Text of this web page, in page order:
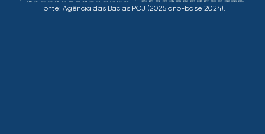
Fonte: Agência das Bacias PCJ (2025 ano-base 2024).